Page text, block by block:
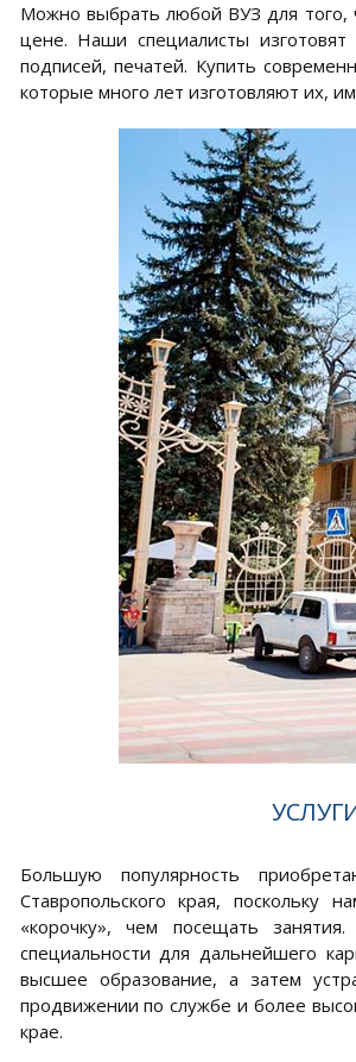
Можно выбрать любой ВУЗ для того,
цене. Наши специалисты
подписей, печатей. Купить
которые много лет изготовляют их,
Большую популярность
Ставропольского края, поскольку
«корочку», чем посещать
специальности для дальнейшего
высшее образование, а затем
продвижении по службе и более
крае.